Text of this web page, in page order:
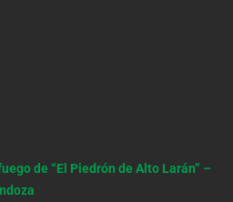
de “El Piedrón de Alto Larán” –